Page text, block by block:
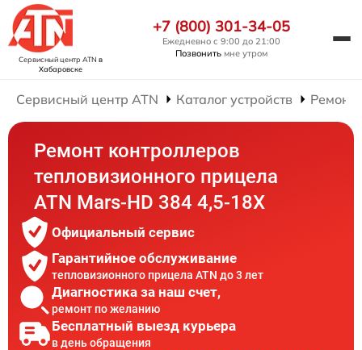
Сервисный центр ATN в
Хабаровске
+7 (800) 301-34-05
Ежедневно с 9:00 до 21:00
Позвонить мне утром
Сервисный центр ATN Каталог устройств Ремонт
Ремонт контроллеров
тепловизионного прицела
ATN Mars-HD 384 4,5-18X
Официальный сервис
Гарантийное обслуживание
тепловизионного прицела ATN до 3 лет
Диагностика за наш счет,
ремонт по желанию
Бесплатный выезд курьера
в день обращения